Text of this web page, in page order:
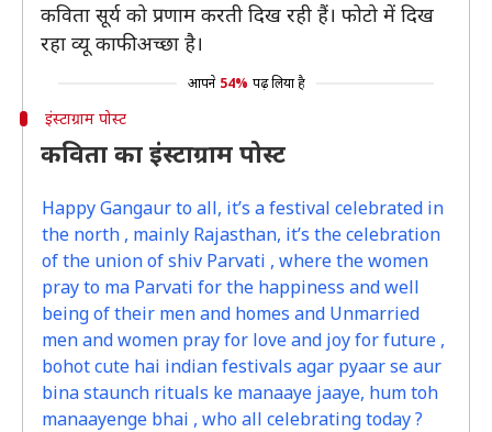
कविता सूर्य को प्रणाम करती दिख रही हैं। फोटो में दिख
रहा व्यू काफी अच्छा है।
आपने 54% पढ़ लिया है
इंस्टाग्राम पोस्ट
कविता का इंस्टाग्राम पोस्ट
Happy Gangaur to all, it’s a festival celebrated in
the north , mainly Rajasthan, it’s the celebration
of the union of shiv Parvati , where the women
pray to ma Parvati for the happiness and well
being of their men and homes and Unmarried
men and women pray for love and joy for future ,
bohot cute hai indian festivals agar pyaar se aur
bina staunch rituals ke manaaye jaaye, hum toh
manaayenge bhai , who all celebrating today ?